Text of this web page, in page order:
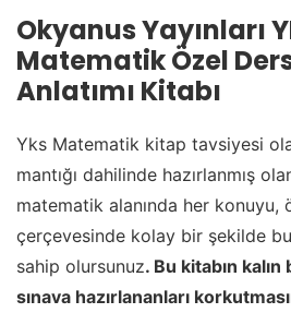
Okyanus Yayınları
Matematik Özel
Anlatımı Kitabı
Yks Matematik kitap tavsiyesi
mantığı dahilinde hazırlanmış
matematik alanında her konuyu,
çerçevesinde kolay bir şekilde
sahip olursunuz. Bu kitabın
sınava hazırlananları